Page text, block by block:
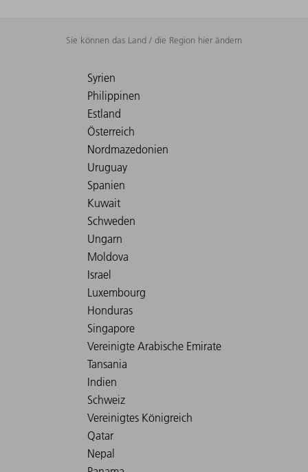
Sie können das Land / die Region hier ändern